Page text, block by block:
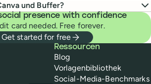
und Buffer?
presence with confidence
card needed. Free forever.
Get started for free
Ressourcen
Blog
Vorlagenbibliothek
Social-Media-Benchmarks